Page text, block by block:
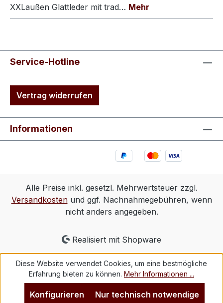
XXLaußen Glattleder mit trad… Mehr
Service-Hotline
Vertrag widerrufen
Informationen
Alle Preise inkl. gesetzl. Mehrwertsteuer zzgl.
Versandkostenund ggf. Nachnahmegebühren, wenn
nicht anders angegeben.
Realisiert mit Shopware
Diese Website verwendet Cookies, um eine bestmögliche
Erfahrung bieten zu können. Mehr Informationen ...
Nur technisch notwendige
Konfigurieren